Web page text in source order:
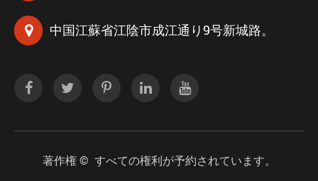
中国江蘇省江陰市成江通り9号新城路。
著作権 © すべての権利が予約されています。